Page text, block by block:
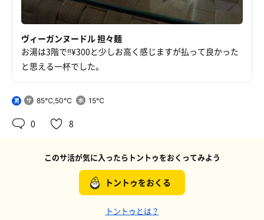
ヴィーガンヌードル 担々麺
お湯は3階で‼️¥300と少しお高く感じますが払って良かった
と思える一杯でした。
男 85℃,50℃ 15℃
0 8
このサ活が気に入ったらトントゥをおくってみよう
トントゥをおくる
トントゥとは？